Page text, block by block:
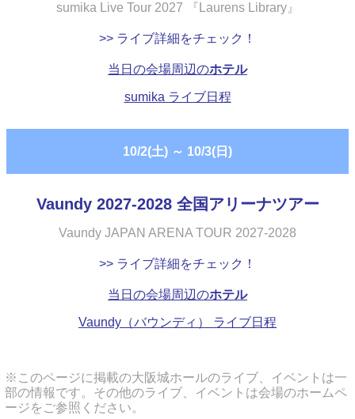
sumika Live Tour 2027 『Laurens Library』
>> ライブ詳細をチェック！
当日の会場周辺のホテル
sumika ライブ日程
10/2(土) ～ 10/3(日)
Vaundy 2027-2028 全国アリーナツアー
Vaundy JAPAN ARENA TOUR 2027-2028
>> ライブ詳細をチェック！
当日の会場周辺のホテル
Vaundy（バウンディ） ライブ日程
※このページに掲載の大阪城ホールのライブ、イベントは一
部の情報です。その他のライブ、イベントは会場のホームペ
ージをご参照ください。